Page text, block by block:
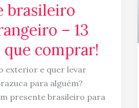
brasileiro
– 13
que comprar!
exterior e quer levar
para alguém?
presente brasileiro para